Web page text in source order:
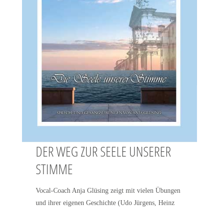
DER WEG ZUR SEELE UNSERER
STIMME
Vocal-Coach Anja Glüsing zeigt mit vielen Übungen
und ihrer eigenen Geschichte (Udo Jürgens, Heinz